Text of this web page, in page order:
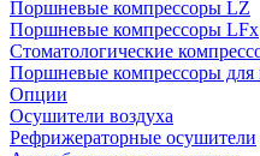
Поршневые компрессоры LZ
Поршневые компрессоры LFx
Стоматологические
Поршневые компрессоры для
Опции
Осушители воздуха
Рефрижераторные осушители